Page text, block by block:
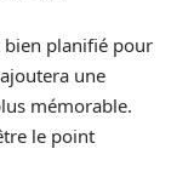
bien planifié pour
une
mémorable.
le point